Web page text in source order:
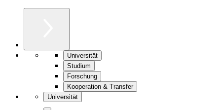
Universität
Studium
Forschung
Kooperation & Transfer
Universität